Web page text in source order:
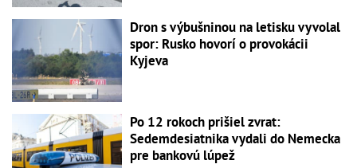
Dron s výbušninou na letisku vyvolal
spor: Rusko hovorí o provokácii
Kyjeva
Po 12 rokoch prišiel zvrat:
Sedemdesiatnika vydali do Nemecka
pre bankovú lúpež